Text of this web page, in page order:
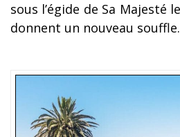
sous l’égide de Sa Majesté
donnent un nouveau souffle.